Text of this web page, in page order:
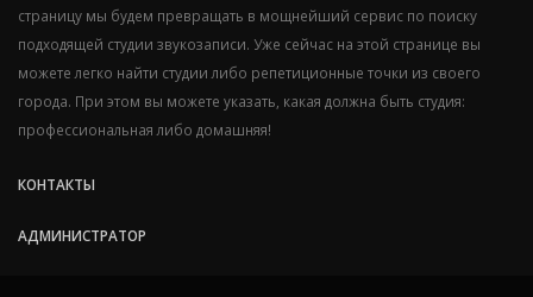
страницу мы будем превращать в мощнейший сервис по поиску
подходящей студии звукозаписи. Уже сейчас на этой странице вы
можете легко найти студии либо репетиционные точки из своего
города. При этом вы можете указать, какая должна быть студия:
профессиональная либо домашняя!
КОНТАКТЫ
АДМИНИСТРАТОР